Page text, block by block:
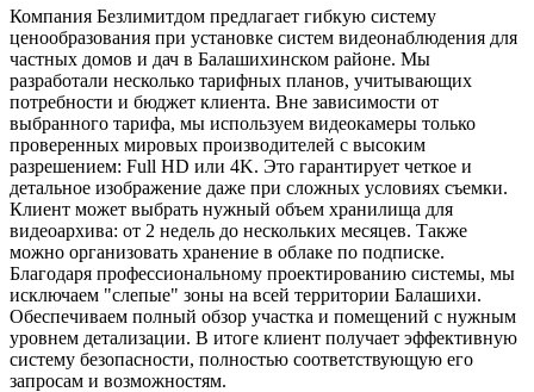
Компания Безлимитдом предлагает гибкую систему
ценообразования при установке систем видеонаблюдения для
частных домов и дач в Балашихинском районе. Мы
разработали несколько тарифных планов, учитывающих
потребности и бюджет клиента. Вне зависимости от
выбранного тарифа, мы используем видеокамеры только
проверенных мировых производителей с высоким
разрешением: Full HD или 4K. Это гарантирует четкое и
детальное изображение даже при сложных условиях съемки.
Клиент может выбрать нужный объем хранилища для
видеоархива: от 2 недель до нескольких месяцев. Также
можно организовать хранение в облаке по подписке.
Благодаря профессиональному проектированию системы, мы
исключаем "слепые" зоны на всей территории Балашихи.
Обеспечиваем полный обзор участка и помещений с нужным
уровнем детализации. В итоге клиент получает эффективную
систему безопасности, полностью соответствующую его
запросам и возможностям.